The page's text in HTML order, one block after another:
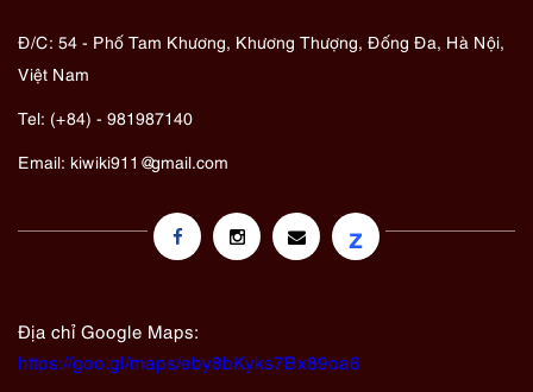
Đ/C: 54 - Phố Tam Khương, Khương Thượng, Đống Đa, Hà Nội,
Việt Nam
Tel: (+84) - 981987140
Email: kiwiki911@gmail.com
z
Địa chỉ Google Maps:
https://goo.gl/maps/eby8bKyks7Bx89oa6